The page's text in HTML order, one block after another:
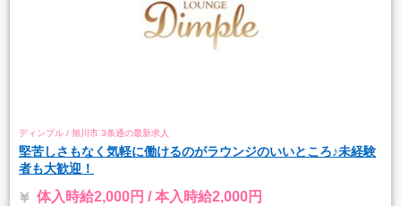
ディンプル / 旭川市 3条通の最新求人
堅苦しさもなく気軽に働けるのがラウンジのいいところ♪未経験
者も大歓迎！
体入時給2,000円 / 本入時給2,000円